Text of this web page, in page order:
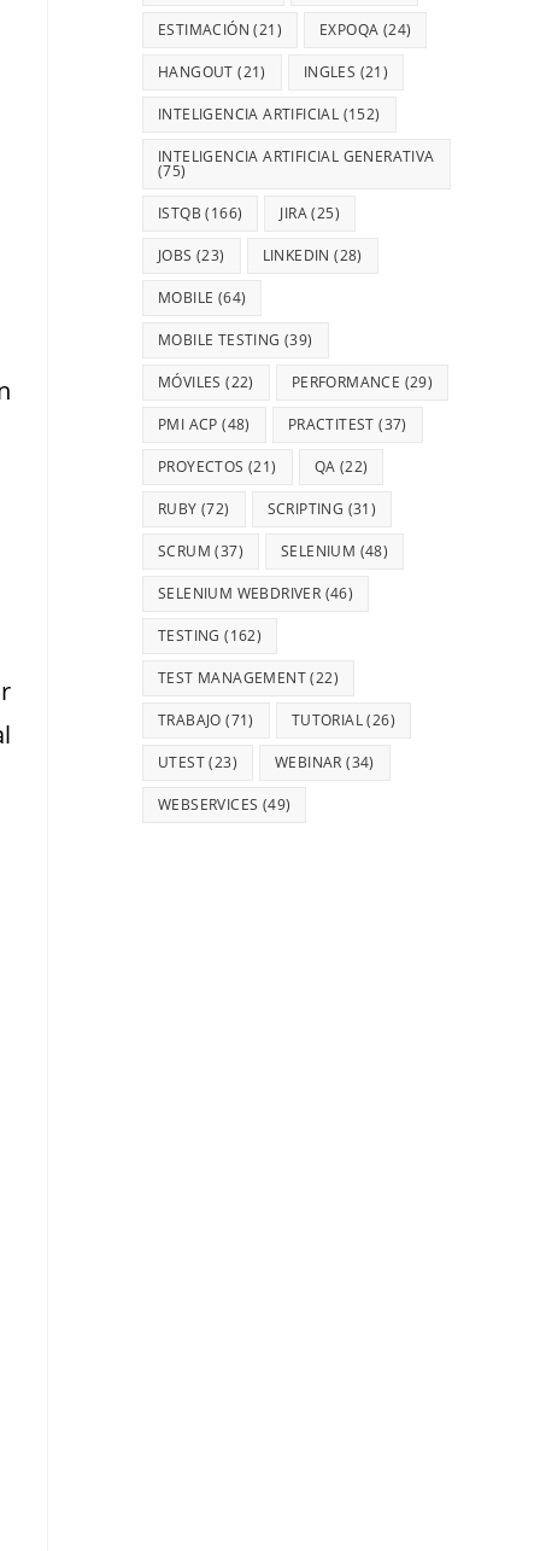
ESTIMACIÓN (21) EXPOQA (24)
HANGOUT (21) INGLES (21)
INTELIGENCIA ARTIFICIAL (152)
INTELIGENCIA ARTIFICIAL GENERATIVA
(75)
ISTQB (166) JIRA(25)
JOBS (23) LINKEDIN (28)
MOBILE (64)
MOBILE TESTING (39)
MÓVILES (22) PERFORMANCE (29)
PMI ACP (48) PRACTITEST (37)
PROYECTOS (21) QA (22)
RUBY (72) SCRIPTING (31)
SCRUM (37) SELENIUM (48)
SELENIUM WEBDRIVER (46)
TESTING (162)
TEST MANAGEMENT(22)
TRABAJO (71) TUTORIAL(26)
UTEST(23) WEBINAR (34)
WEBSERVICES (49)